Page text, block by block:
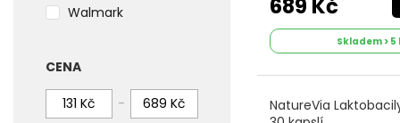
689 Kč
Skladem > 5
NatureVia
Walmark
CENA
-